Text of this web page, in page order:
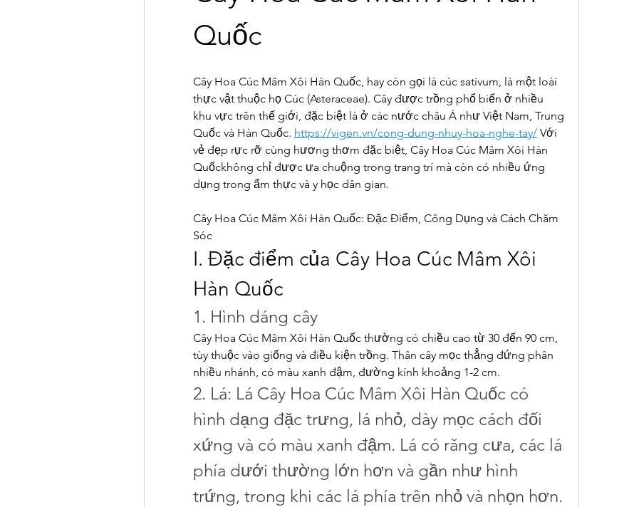
Quốc
Cây Hoa Cúc Mâm Xôi Hàn Quốc, hay còn gọi là cúc sativum, là một loài
thực vật thuộc họ Cúc (Asteraceae). Cây được trồng phổ biến ở nhiều
khu vực trên thế giới, đặc biệt là ở các nước châu Á như Việt Nam, Trung
Quốc và Hàn Quốc. https://vigen.vn/cong-dung-nhuy-hoa-nghe-tay/ Với
vẻ đẹp rực rỡ cùng hương thơm đặc biệt, Cây Hoa Cúc Mâm Xôi Hàn
Quốckhông chỉ được ưa chuộng trong trang trí mà còn có nhiều ứng
dụng trong ẩm thực và y học dân gian.
Cây Hoa Cúc Mâm Xôi Hàn Quốc: Đặc Điểm, Công Dụng và Cách Chăm
Sóc
I. Đặc điểm của Cây Hoa Cúc Mâm Xôi
Hàn Quốc
1. Hình dáng cây
Cây Hoa Cúc Mâm Xôi Hàn Quốc thường có chiều cao từ 30 đến 90 cm,
tùy thuộc vào giống và điều kiện trồng. Thân cây mọc thẳng đứng phân
nhiều nhánh, có màu xanh đậm, đường kính khoảng 1-2 cm.
2. Lá: Lá Cây Hoa Cúc Mâm Xôi Hàn Quốc có
hình dạng đặc trưng, lá nhỏ, dày mọc cách đối
xứng và có màu xanh đậm. Lá có răng cưa, các lá
phía dưới thường lớn hơn và gần như hình
trứng, trong khi các lá phía trên nhỏ và nhọn hơn.